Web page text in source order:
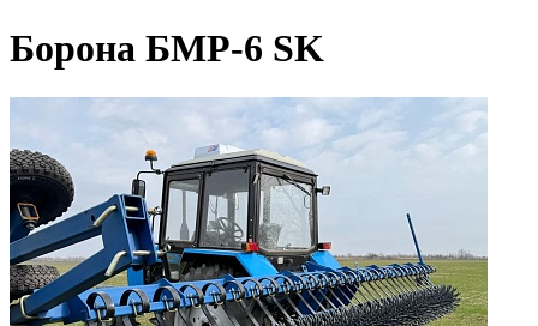
Борона БМР-6 SK